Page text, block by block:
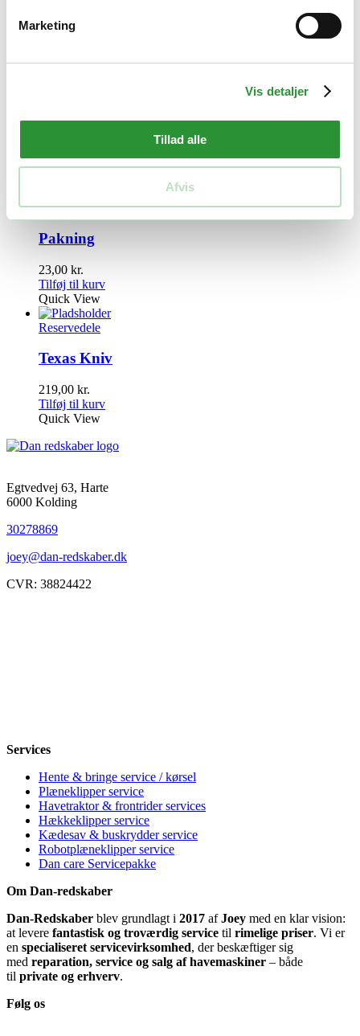
Marketing
Vis detaljer
Tillad alle
Afvis
30,00kr.
Nåleventil til karburator
Tilføj til kurv
Reservedele
Pakning
23,00 kr.
Tilføj til kurv
Quick View
Reservedele
Texas Kniv
219,00 kr.
Tilføj til kurv
Quick View
Egtvedvej 63, Harte
6000 Kolding
30278869
joey@dan-redskaber.dk
CVR: 38824422
Services
Hente & bringe service / kørsel
Plæneklipper service
Havetraktor & frontrider services
Hækkeklipper service
Kædesav & buskrydder service
Robotplæneklipper service
Dan care Servicepakke
Om Dan-redskaber
Dan-Redskaber blev grundlagt i 2017 afJoey med en klar vision:
at levere fantastisk og troværdig service til rimelige priser. Vi er
en specialiseret servicevirksomhed, der beskæftiger sig
med reparation, service og salg af havemaskiner – både
til private og erhverv.
Følg os